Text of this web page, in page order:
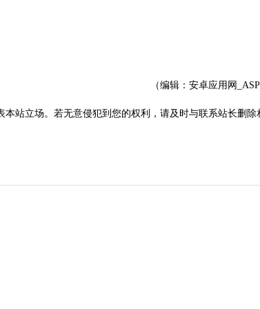
（编辑：安卓应用网
站立场。若无意侵犯到您的权利，请及时与联系站长删除